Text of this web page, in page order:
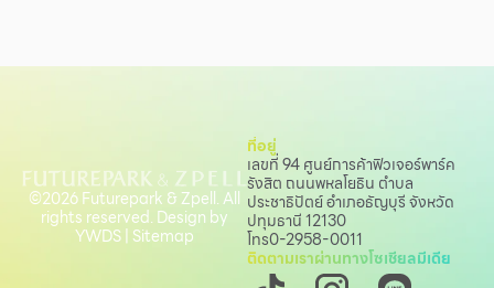
ที่อยู่
เลขที่ 94 ศูนย์การค้าฟิวเจอร์พาร์ค
รังสิต ถนนพหลโยธิน ตำบล
ประชาธิปัตย์ อำเภอธัญบุรี จังหวัด
ปทุมธานี 12130
โทร0-2958-0011
ติดตามเราผ่านทางโซเชียลมีเดีย
©2026 Futurepark & Zpell. All
rights reserved. Design by
YWDS| Sitemap